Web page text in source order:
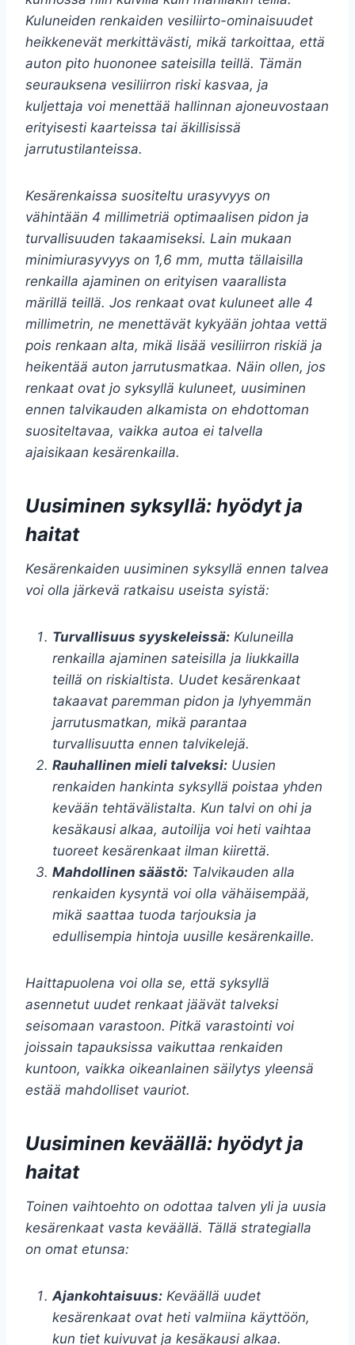
Kuluneiden renkaiden vesiliirto-ominaisuudet
heikkenevät merkittävästi, mikä tarkoittaa, että
auton pito huononee sateisilla teillä. Tämän
seurauksena vesiliirron riski kasvaa, ja
kuljettaja voi menettää hallinnan ajoneuvostaan
erityisesti kaarteissa tai äkillisissä
jarrutustilanteissa.
Kesärenkaissa suositeltu urasyvyys on
vähintään 4 millimetriä optimaalisen pidon ja
turvallisuuden takaamiseksi. Lain mukaan
minimiurasyvyys on 1,6 mm, mutta tällaisilla
renkailla ajaminen on erityisen vaarallista
märillä teillä. Jos renkaat ovat kuluneet alle 4
millimetrin, ne menettävät kykyään johtaa vettä
pois renkaan alta, mikä lisää vesiliirron riskiä ja
heikentää auton jarrutusmatkaa. Näin ollen, jos
renkaat ovat jo syksyllä kuluneet, uusiminen
ennen talvikauden alkamista on ehdottoman
suositeltavaa, vaikka autoa ei talvella
ajaisikaan kesärenkailla.
Uusiminen syksyllä: hyödyt ja
haitat
Kesärenkaiden uusiminen syksyllä ennen talvea
voi olla järkevä ratkaisu useista syistä:
Turvallisuus syyskeleissä: Kuluneilla
renkailla ajaminen sateisilla ja liukkailla
teillä on riskialtista. Uudet kesärenkaat
takaavat paremman pidon ja lyhyemmän
jarrutusmatkan, mikä parantaa
turvallisuutta ennen talvikelejä.
Rauhallinen mieli talveksi: Uusien
renkaiden hankinta syksyllä poistaa yhden
kevään tehtävälistalta. Kun talvi on ohi ja
kesäkausi alkaa, autoilija voi heti vaihtaa
tuoreet kesärenkaat ilman kiirettä.
Mahdollinen säästö: Talvikauden alla
renkaiden kysyntä voi olla vähäisempää,
mikä saattaa tuoda tarjouksia ja
edullisempia hintoja uusille kesärenkaille.
Haittapuolena voi olla se, että syksyllä
asennetut uudet renkaat jäävät talveksi
seisomaan varastoon. Pitkä varastointi voi
joissain tapauksissa vaikuttaa renkaiden
kuntoon, vaikka oikeanlainen säilytys yleensä
estää mahdolliset vauriot.
Uusiminen keväällä: hyödyt ja
haitat
Toinen vaihtoehto on odottaa talven yli ja uusia
kesärenkaat vasta keväällä. Tällä strategialla
on omat etunsa:
Ajankohtaisuus: Keväällä uudet
kesärenkaat ovat heti valmiina käyttöön,
kun tiet kuivuvat ja kesäkausi alkaa.